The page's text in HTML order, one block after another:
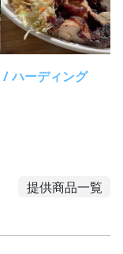
ハーディング
提供商品一覧